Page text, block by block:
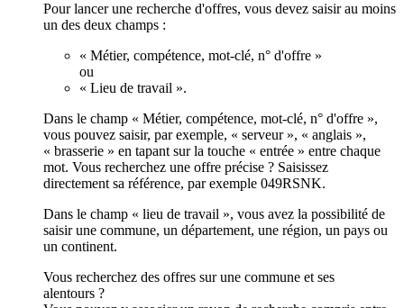
Pour lancer une recherche d'offres, vous devez saisir au moins
un des deux champs :
« Métier, compétence, mot-clé, n° d'offre »
ou
« Lieu de travail ».
Dans le champ « Métier, compétence, mot-clé, n° d'offre »,
vous pouvez saisir, par exemple, « serveur », « anglais »,
« brasserie » en tapant sur la touche « entrée » entre chaque
mot. Vous recherchez une offre précise ? Saisissez
directement sa référence, par exemple 049RSNK.
Dans le champ « lieu de travail », vous avez la possibilité de
saisir une commune, un département, une région, un pays ou
un continent.
Vous recherchez des offres sur une commune et ses
alentours ?